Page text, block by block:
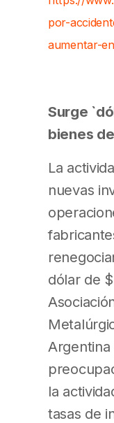
por-
aumentar-
Surge
bienes
La
nuevas
dólar de
la
tasas de